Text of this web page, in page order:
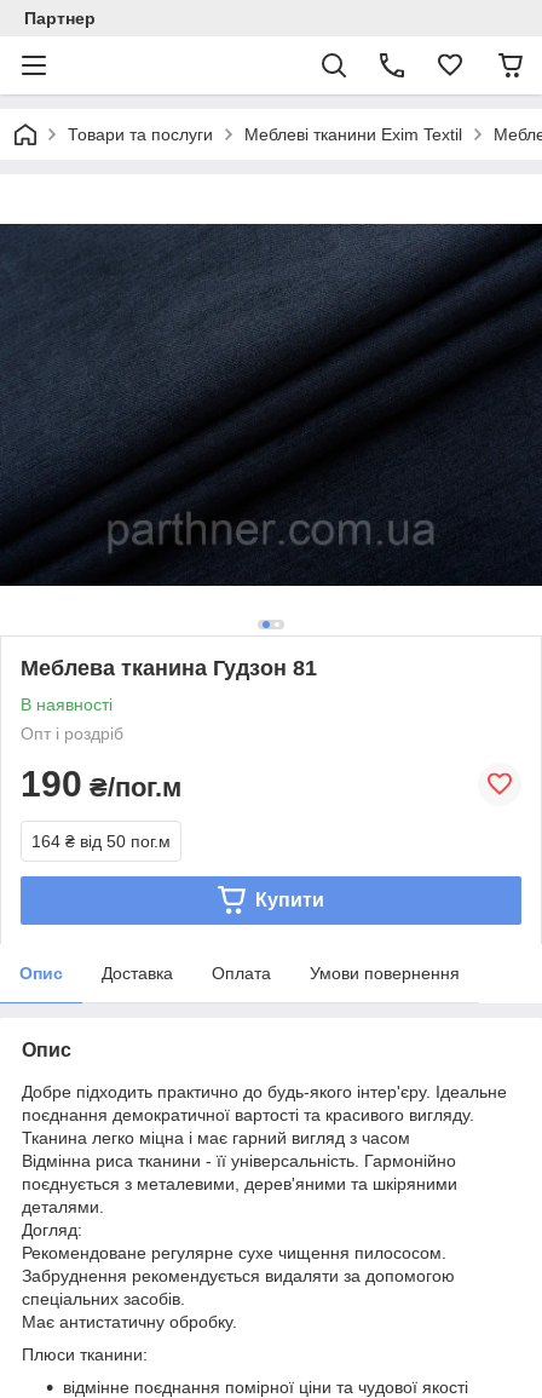
Партнер
Товари та послуги Меблеві тканини Exim Textil
Меблева тканина Гудзон 81
В наявності
Опт і роздріб
190 ₴/пог.м
164 ₴ від 50 пог.м
Купити
Опис Доставка Оплата Умови повернення
Опис
Добре підходить практично до будь-якого інтер'єру. Ідеальне
поєднання демократичної вартості та красивого вигляду.
Тканина легко міцна і має гарний вигляд з часом
Відмінна риса тканини - її універсальність. Гармонійно
поєднується з металевими, дерев'яними та шкіряними
деталями.
Догляд:
Рекомендоване регулярне сухе чищення пилососом.
Забруднення рекомендується видаляти за допомогою
спеціальних засобів.
Має антистатичну обробку.
Плюси тканини:
відмінне поєднання помірної ціни та чудової якості